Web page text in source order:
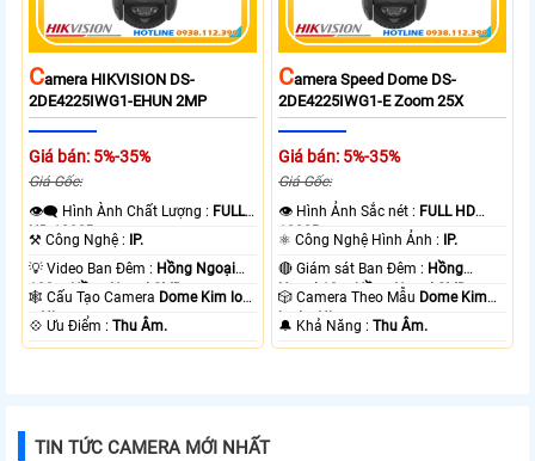
CAmera HIKVISION DS-
2DE4225IWG1-EHUN 2MP
Giá bán: 5%-35%
Giá Gốc:
👁️‍🗨 Hình Ành Chất Lượng : FULL
HD 1080P .
⚒ Công Nghệ : IP.
💡 Video Ban Đêm : Hồng Ngoại
100m Hồng Ngoại SMD.
🕸️ Cấu Tạo Camera Dome Kim loại
+ Nhựa.
️💠 Ưu Điểm :Thu Âm.
CAmera Speed Dome DS-
2DE4225IWG1-E Zoom 25X
Giá bán: 5%-35%
Giá Gốc:
👁 Hình Ảnh Sắc nét : FULL HD
1080P .
⚛️ Công Nghệ Hình Ảnh : IP.
🔴 Giám sát Ban Đêm : Hồng
Ngoại 10m Hồng Ngoại SMD.
🎲 Camera Theo Mẫu Dome Kim
loại + Nhựa.
️🔔 Khả Năng :Thu Âm.
TIN TỨC CAMERA MỚI NHẤT